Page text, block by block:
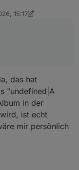
15:17
das hat
"undefined|A
in der
ist echt
mir persönlich